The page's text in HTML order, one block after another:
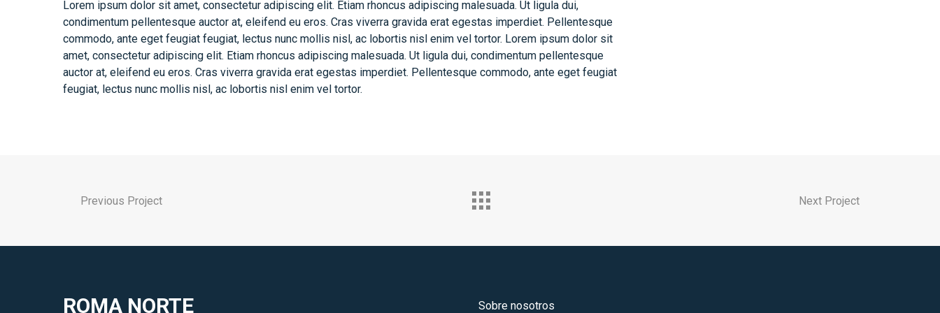
Lorem ipsum dolor sit amet, consectetur adipiscing elit. Etiam rhoncus adipiscing malesuada. Ut ligula dui,
condimentum pellentesque auctor at, eleifend eu eros. Cras viverra gravida erat egestas imperdiet. Pellentesque
commodo, ante eget feugiat feugiat, lectus nunc mollis nisl, ac lobortis nisl enim vel tortor. Lorem ipsum dolor sit
amet, consectetur adipiscing elit. Etiam rhoncus adipiscing malesuada. Ut ligula dui, condimentum pellentesque
auctor at, eleifend eu eros. Cras viverra gravida erat egestas imperdiet. Pellentesque commodo, ante eget feugiat
feugiat, lectus nunc mollis nisl, ac lobortis nisl enim vel tortor.
Previous Project Next Project
ROMA NORTE Sobre nosotros